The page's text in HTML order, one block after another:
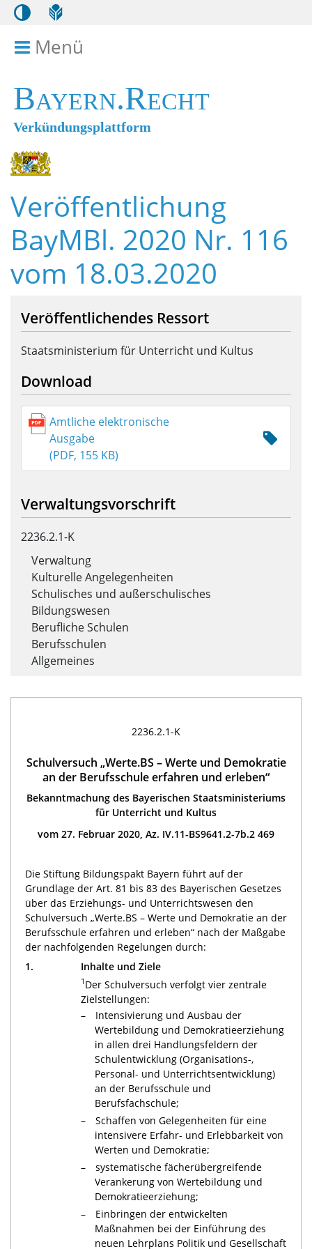
Menü
Bayern.Recht
Verkündungsplattform
Veröffentlichung
BayMBl. 2020 Nr. 116
vom 18.03.2020
Veröffentlichendes Ressort
Staatsministerium für Unterricht und Kultus
Download
Amtliche elektronische
Ausgabe
(PDF, 155 KB)
Verwaltungsvorschrift
2236.2.1-K
Verwaltung
Kulturelle Angelegenheiten
Schulisches und außerschulisches
Bildungswesen
Berufliche Schulen
Berufsschulen
Allgemeines
2236.2.1-K
Schulversuch „Werte.BS – Werte und Demokratie
an der Berufsschule erfahren und erleben“
Bekanntmachung des Bayerischen Staatsministeriums
für Unterricht und Kultus
vom 27. Februar 2020, Az. IV.11-BS9641.2-7b.2 469
Die Stiftung Bildungspakt Bayern führt auf der
Grundlage der Art. 81 bis 83 des Bayerischen Gesetzes
über das Erziehungs- und Unterrichtswesen den
Schulversuch „Werte.BS – Werte und Demokratie an der
Berufsschule erfahren und erleben“ nach der Maßgabe
der nachfolgenden Regelungen durch:
1.
Inhalte und Ziele
1 Der Schulversuch verfolgt vier zentrale
Zielstellungen:
Intensivierung und Ausbau der
Wertebildung und Demokratieerziehung
in allen drei Handlungsfeldern der
Schulentwicklung (Organisations-,
Personal- und Unterrichtsentwicklung)
an der Berufsschule und
Berufsfachschule;
Schaffen von Gelegenheiten für eine
intensivere Erfahr- und Erlebbarkeit von
Werten und Demokratie;
systematische fächerübergreifende
Verankerung von Wertebildung und
Demokratieerziehung;
Einbringen der entwickelten
Maßnahmen bei der Einführung des
neuen Lehrplans Politik und Gesellschaft